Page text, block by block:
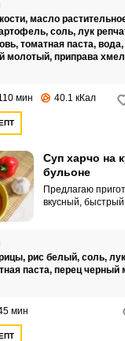
харчо из
Суп получается
наваристым,
для семейного
масло
соль, лук
томатная паста, вода,
молотый, приправа
мин 40.1 кКал
Суп харчо на
бульоне
Предлагаю
вкусный,
упростится, если
уже будет сварен.
рис белый, соль,
паста, перец черный
мин